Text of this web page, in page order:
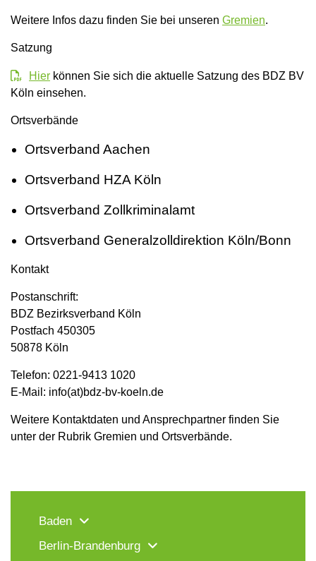
Weitere Infos dazu finden Sie bei unseren Gremien.
Satzung
Hier können Sie sich die aktuelle Satzung des BDZ BV
Köln einsehen.
Ortsverbände
Ortsverband Aachen
Ortsverband HZA Köln
Ortsverband Zollkriminalamt
Ortsverband Generalzolldirektion Köln/Bonn
Kontakt
Postanschrift:
BDZ Bezirksverband Köln
Postfach 450305
50878 Köln
Telefon: 0221-9413 1020
E-Mail: info(at)bdz-bv-koeln.de
Weitere Kontaktdaten und Ansprechpartner finden Sie
unter der Rubrik Gremien und Ortsverbände.
Baden
Berlin-Brandenburg